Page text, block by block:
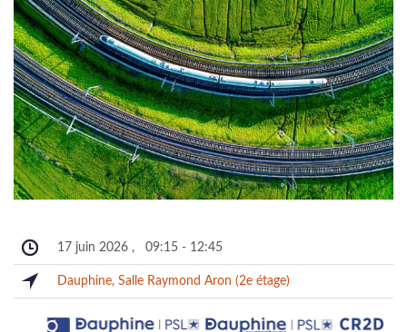
17 juin 2026 , 09:15 - 12:45
Dauphine, Salle Raymond Aron (2e étage)